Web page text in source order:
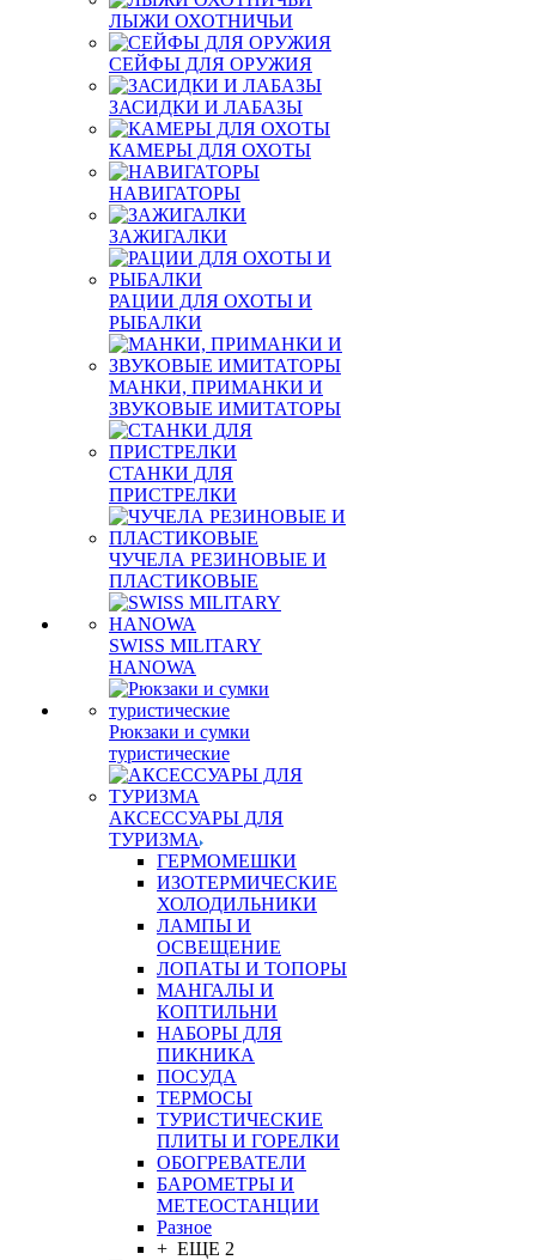
ЛЫЖИ ОХОТНИЧЬИ
СЕЙФЫ ДЛЯ ОРУЖИЯ
ЗАСИДКИ И ЛАБАЗЫ
КАМЕРЫ ДЛЯ ОХОТЫ
НАВИГАТОРЫ
ЗАЖИГАЛКИ
РАЦИИ ДЛЯ ОХОТЫ И
РЫБАЛКИ
МАНКИ, ПРИМАНКИ И
ЗВУКОВЫЕ ИМИТАТОРЫ
СТАНКИ ДЛЯ
ПРИСТРЕЛКИ
ЧУЧЕЛА РЕЗИНОВЫЕ И
ПЛАСТИКОВЫЕ
SWISS MILITARY
HANOWA
Рюкзаки и сумки
туристические
АКСЕССУАРЫ ДЛЯ
ТУРИЗМА
ГЕРМОМЕШКИ
ИЗОТЕРМИЧЕСКИЕ
ХОЛОДИЛЬНИКИ
ЛАМПЫ И
ОСВЕЩЕНИЕ
ЛОПАТЫ И ТОПОРЫ
МАНГАЛЫ И
КОПТИЛЬНИ
НАБОРЫ ДЛЯ
ПИКНИКА
ПОСУДА
ТЕРМОСЫ
ТУРИСТИЧЕСКИЕ
ПЛИТЫ И ГОРЕЛКИ
ОБОГРЕВАТЕЛИ
БАРОМЕТРЫ И
МЕТЕОСТАНЦИИ
Разное
+ ЕЩЕ 2